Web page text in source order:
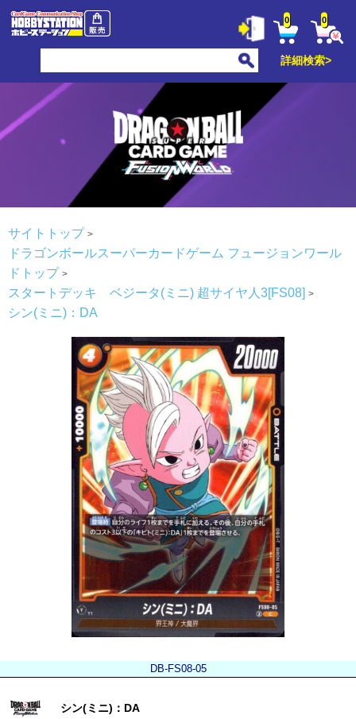
0 0
詳細検索>
サイトトップ
ドラゴンボールスーパーカードゲーム フュージョンワール
ドトップ
スタートデッキ ベジータ(ミニ) 超サイヤ人3[FS08]
シン(ミニ)：DA
DB-FS08-05
シン(ミニ)：DA